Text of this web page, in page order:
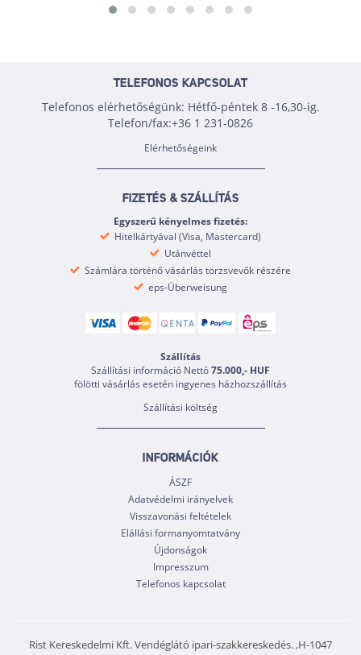
TELEFONOS KAPCSOLAT
Telefonos elérhetőségünk: Hétfő-péntek 8 -16,30-ig.
Telefon/fax:+36 1 231-0826
Elérhetőségeink
FIZETÉS & SZÁLLÍTÁS
Egyszerű kényelmes fizetés:
Hitelkártyával (Visa, Mastercard)
Utánvéttel
Számlára történő vásárlás törzsvevők részére
eps-Überweisung
Szállítás
Szállítási információ Nettó75.000,- HUF
fölötti vásárlás esetén ingyenes házhozszállítás
Szállítási költség
INFORMÁCIÓK
ÁSZF
Adatvédelmi irányelvek
Visszavonási feltételek
Elállási formanyomtatvány
Újdonságok
Impresszum
Telefonos kapcsolat
Rist Kereskedelmi Kft. Vendéglátó ipari-szakkereskedés. ,H-1047